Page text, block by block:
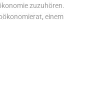
zuzuhören.
einem